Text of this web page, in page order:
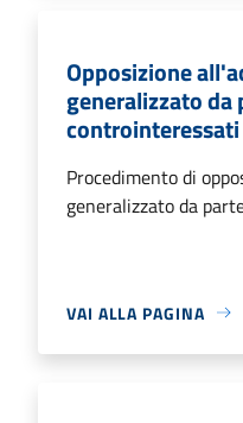
Opposizione
generalizzato da
controinteressati
Procedimento di
generalizzato da
VAI ALLA PAGINA